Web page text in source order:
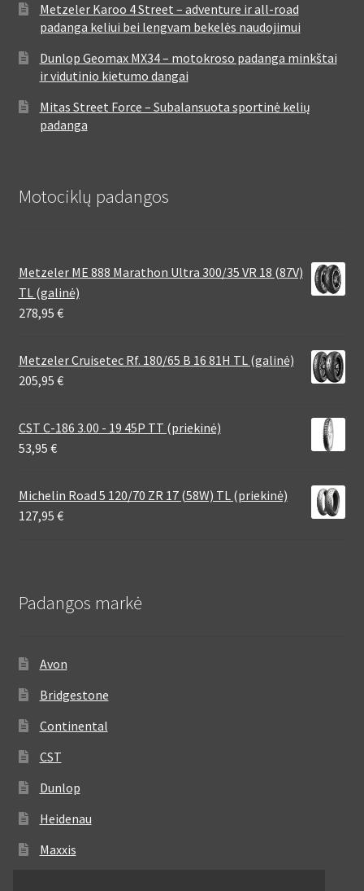
Metzeler Karoo 4 Street – adventure ir all-road
padanga keliui bei lengvam bekelės naudojimui
Dunlop Geomax MX34 – motokroso padanga minkštai
ir vidutinio kietumo dangai
Mitas Street Force – Subalansuota sportinė kelių
padanga
Motociklų padangos
Metzeler ME 888 Marathon Ultra 300/35 VR 18 (87V)
TL (galinė)
278,95 €
Metzeler Cruisetec Rf. 180/65 B 16 81H TL (galinė)
205,95 €
CST C-186 3.00 - 19 45P TT (priekinė)
53,95 €
Michelin Road 5 120/70 ZR 17 (58W) TL (priekinė)
127,95 €
Padangos markė
Avon
Bridgestone
Continental
CST
Dunlop
Heidenau
Maxxis